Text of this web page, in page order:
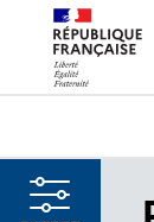
Panneau de